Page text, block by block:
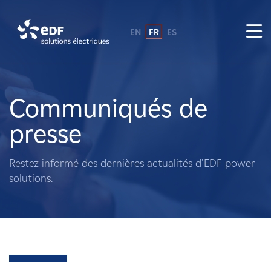
A propos de nous
Ce que nous faisons
Propriétaires fonciers
EN FR ES
Communiqués de
presse
Restez informé des dernières actualités d'EDF power
solutions.